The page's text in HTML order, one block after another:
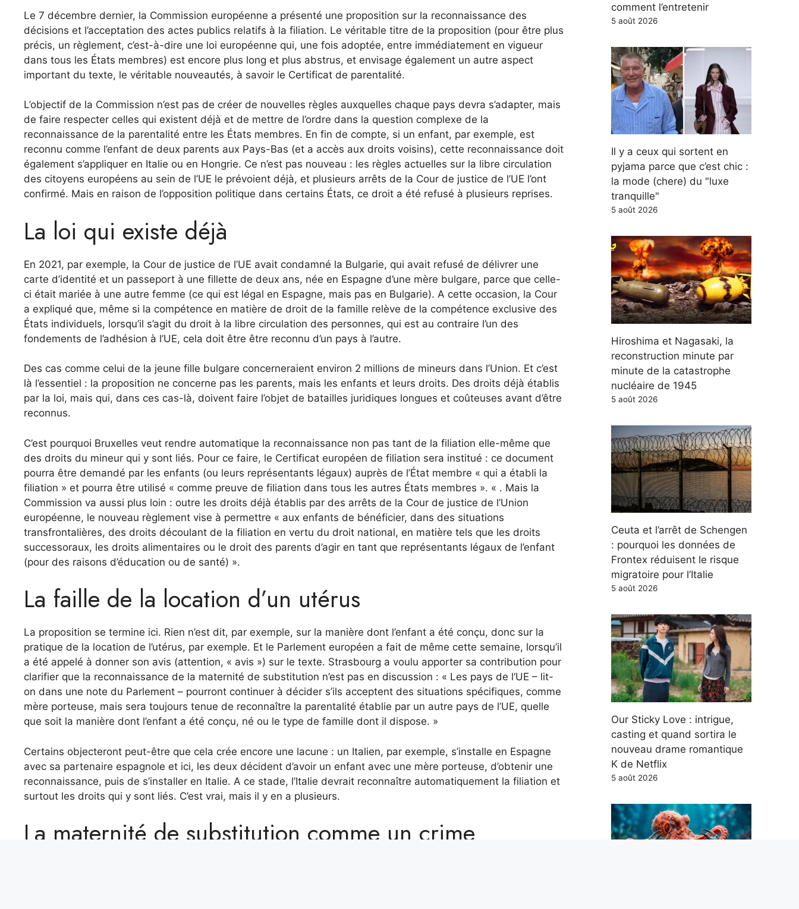
Le 7 décembre dernier, la Commission européenne a présenté une proposition sur la reconnaissance des
décisions et l’acceptation des actes publics relatifs à la filiation. Le véritable titre de la proposition (pour être plus
précis, un règlement, c’est-à-dire une loi européenne qui, une fois adoptée, entre immédiatement en vigueur
dans tous les États membres) est encore plus long et plus abstrus, et envisage également un autre aspect
important du texte, le véritable nouveautés, à savoir le Certificat de parentalité.
L’objectif de la Commission n’est pas de créer de nouvelles règles auxquelles chaque pays devra s’adapter, mais
de faire respecter celles qui existent déjà et de mettre de l’ordre dans la question complexe de la
reconnaissance de la parentalité entre les États membres. En fin de compte, si un enfant, par exemple, est
reconnu comme l’enfant de deux parents aux Pays-Bas (et a accès aux droits voisins), cette reconnaissance doit
également s’appliquer en Italie ou en Hongrie. Ce n’est pas nouveau : les règles actuelles sur la libre circulation
des citoyens européens au sein de l’UE le prévoient déjà, et plusieurs arrêts de la Cour de justice de l’UE l’ont
confirmé. Mais en raison de l’opposition politique dans certains États, ce droit a été refusé à plusieurs reprises.
La loi qui existe déjà
En 2021, par exemple, la Cour de justice de l’UE avait condamné la Bulgarie, qui avait refusé de délivrer une
carte d’identité et un passeport à une fillette de deux ans, née en Espagne d’une mère bulgare, parce que celle-
ci était mariée à une autre femme (ce qui est légal en Espagne, mais pas en Bulgarie). A cette occasion, la Cour
a expliqué que, même si la compétence en matière de droit de la famille relève de la compétence exclusive des
États individuels, lorsqu’il s’agit du droit à la libre circulation des personnes, qui est au contraire l’un des
fondements de l’adhésion à l’UE, cela doit être être reconnu d’un pays à l’autre.
Des cas comme celui de la jeune fille bulgare concerneraient environ 2 millions de mineurs dans l’Union. Et c’est
là l’essentiel : la proposition ne concerne pas les parents, mais les enfants et leurs droits. Des droits déjà établis
par la loi, mais qui, dans ces cas-là, doivent faire l’objet de batailles juridiques longues et coûteuses avant d’être
reconnus.
C’est pourquoi Bruxelles veut rendre automatique la reconnaissance non pas tant de la filiation elle-même que
des droits du mineur qui y sont liés. Pour ce faire, le Certificat européen de filiation sera institué : ce document
pourra être demandé par les enfants (ou leurs représentants légaux) auprès de l’État membre « qui a établi la
filiation » et pourra être utilisé « comme preuve de filiation dans tous les autres États membres ». « . Mais la
Commission va aussi plus loin : outre les droits déjà établis par des arrêts de la Cour de justice de l’Union
européenne, le nouveau règlement vise à permettre « aux enfants de bénéficier, dans des situations
transfrontalières, des droits découlant de la filiation en vertu du droit national, en matière tels que les droits
successoraux, les droits alimentaires ou le droit des parents d’agir en tant que représentants légaux de l’enfant
(pour des raisons d’éducation ou de santé) ».
La faille de la location d’un utérus
La proposition se termine ici. Rien n’est dit, par exemple, sur la manière dont l’enfant a été conçu, donc sur la
pratique de la location de l’utérus, par exemple. Et le Parlement européen a fait de même cette semaine, lorsqu’il
a été appelé à donner son avis (attention, « avis ») sur le texte. Strasbourg a voulu apporter sa contribution pour
clarifier que la reconnaissance de la maternité de substitution n’est pas en discussion : « Les pays de l’UE – lit-
on dans une note du Parlement – pourront continuer à décider s’ils acceptent des situations spécifiques, comme
mère porteuse, mais sera toujours tenue de reconnaître la parentalité établie par un autre pays de l’UE, quelle
que soit la manière dont l’enfant a été conçu, né ou le type de famille dont il dispose. »
Certains objecteront peut-être que cela crée encore une lacune : un Italien, par exemple, s’installe en Espagne
avec sa partenaire espagnole et ici, les deux décident d’avoir un enfant avec une mère porteuse, d’obtenir une
reconnaissance, puis de s’installer en Italie. A ce stade, l’Italie devrait reconnaître automatiquement la filiation et
surtout les droits qui y sont liés. C’est vrai, mais il y en a plusieurs.
La maternité de substitution comme un crime
comment l’entretenir
5 août 2026
Il y a ceux qui sortent en
pyjama parce que c’est chic :
la mode (chere) du "luxe
tranquille"
5 août 2026
Hiroshima et Nagasaki, la
reconstruction minute par
minute de la catastrophe
nucléaire de 1945
5 août 2026
Ceuta et l’arrêt de Schengen
: pourquoi les données de
Frontex réduisent le risque
migratoire pour l’Italie
5 août 2026
Our Sticky Love : intrigue,
casting et quand sortira le
nouveau drame romantique
K de Netflix
5 août 2026